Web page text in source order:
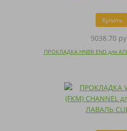
Купить
9038.70
ПРОКЛАДКА HNBR END для